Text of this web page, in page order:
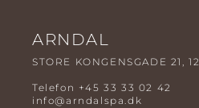
ARNDAL
STORE KONGENSGADE 21,
Telefon +45 33 33 02 42
info@arndalspa.dk